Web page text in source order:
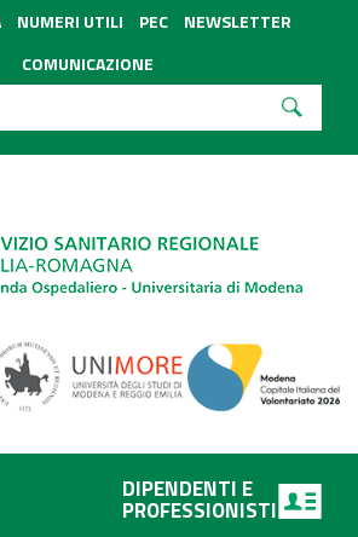
NUMERI UTILI PEC
NEWSLETTER
COMUNICAZIONE
DIPENDENTI E
PROFESSIONISTI